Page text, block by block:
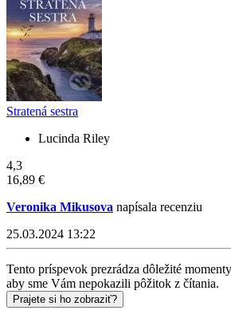
Stratená sestra
Lucinda Riley
4,3
16,89 €
Veronika Mikusova napísala recenziu
25.03.2024 13:22
Tento príspevok prezrádza dôležité
aby sme Vám nepokazili pôžitok z čítania.
Prajete si ho zobraziť?